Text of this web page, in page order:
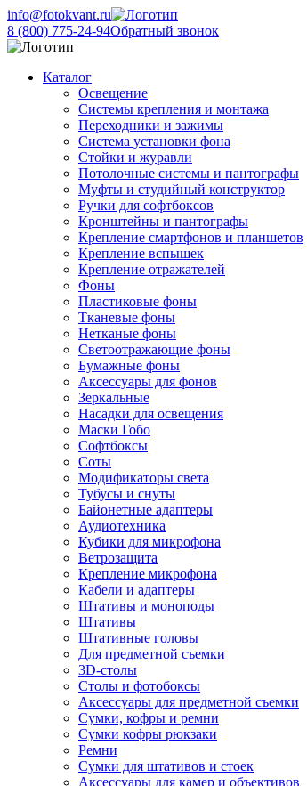
info@fotokvant.ru
8 (800) 775-24-94Обратный звонок
Каталог
Освещение
Системы крепления и монтажа
Переходники и зажимы
Система установки фона
Стойки и журавли
Потолочные системы и пантографы
Муфты и студийный конструктор
Ручки для софтбоксов
Кронштейны и пантографы
Крепление смартфонов и планшетов
Крепление вспышек
Крепление отражателей
Фоны
Пластиковые фоны
Тканевые фоны
Нетканые фоны
Светоотражающие фоны
Бумажные фоны
Аксессуары для фонов
Зеркальные
Насадки для освещения
Маски Гобо
Софтбоксы
Соты
Модификаторы света
Тубусы и снуты
Байонетные адаптеры
Аудиотехника
Кубики для микрофона
Ветрозащита
Крепление микрофона
Кабели и адаптеры
Штативы и моноподы
Штативы
Штативные головы
Для предметной съемки
3D-столы
Столы и фотобоксы
Аксессуары для предметной съемки
Сумки, кофры и ремни
Сумки кофры рюкзаки
Ремни
Сумки для штативов и стоек
Аксессуары для камер и объективов